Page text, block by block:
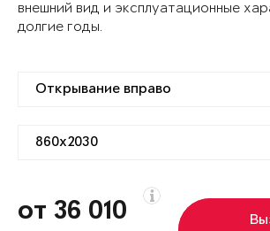
внешний вид и эксплуатационные
долгие годы.
от 36 010